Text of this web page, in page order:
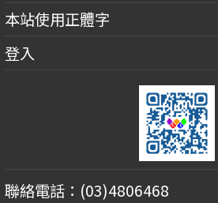
本站使用正體字
登入
聯絡電話：(03)4806468